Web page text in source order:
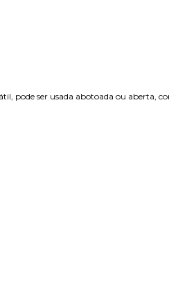
pode ser usada abotoada ou aberta,